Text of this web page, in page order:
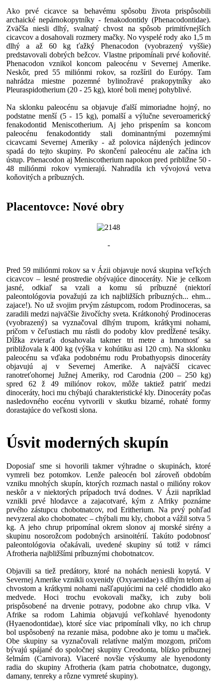
Ako prvé cicavce sa behavému spôsobu života prispôsobili
archaické nepárnokopytníky - fenakodontidy (Phenacodontidae).
Zväčša niesli dlhý, svalnatý chvost na spôsob primitívnejších
cicavcov a dosahovali rozmery mačky. No vyspelé rody ako 1,5 m
dlhý a až 60 kg ťažký Phenacodon (vyobrazený vyššie)
predstavovali dobrých bežcov. Vlastne pripomínali prvé koňovité.
Phenacodon vznikol koncom paleocénu v Severnej Amerike.
Neskôr, pred 55 miliónmi rokov, sa rozšíril do Európy. Tam
nahrádza miestne pozemné bylinožravé prakopytníky ako
Pleuraspidotherium (20 - 25 kg), ktoré boli menej pohyblivé.
Na sklonku paleocénu sa objavuje ďalší mimoriadne hojný, no
podstatne menší (5 - 15 kg), pomalší a výlučne severoamerický
fenakodontid Meniscotherium. Aj jeho prispením sa koncom
paleocénu fenakodontidy stali dominantnými pozemnými
cicavcami Severnej Ameriky - až polovica nájdených jedincov
spadá do tejto skupiny. Po skončení paleocénu ale začína ich
ústup. Phenacodon aj Meniscotherium napokon pred približne 50 -
48 miliónmi rokov vymierajú. Nahradila ich vývojová vetva
koňovitých a príbuzných.
Placentovce: Nové obry
-
Pred 59 miliónmi rokov sa v Ázii objavuje nová skupina veľkých
cicavcov – lesné prostredie obývajúce dinoceráty. Nie je celkom
jasné, odkiaľ sa vzali a komu sú príbuzné (niektorí
paleontológovia považujú za ich najbližších príbuzných... ehm...
zajace!). No už svojim prvým zástupcom, rodom Prodinoceras, sa
zaradili medzi najväčšie živočíchy sveta. Krátkonohý Prodinoceras
(vyobrazený) sa vyznačoval dlhým trupom, krátkymi nohami,
pričom v čeľustiach mu rástli do podoby klov predĺžené tesáky.
Dĺžka zvieraťa dosahovala takmer tri metre a hmotnosť sa
približovala k 400 kg (výška v kohútiku asi 120 cm). Na sklonku
paleocénu sa vďaka podobnému rodu Probathyopsis dinoceráty
objavujú aj v Severnej Amerike. A najväčší cicavec
ranotreťohornej Južnej Ameriky, rod Carodnia (200 – 250 kg)
spred 62 ž 49 miliónov rokov, môže taktiež patriť medzi
dinoceráty, hoci mu chýbajú charakteristické kly. Dinoceráty počas
nasledovného eocénu vytvorili v skutku bizarné, rohaté formy
dorastajúce do veľkosti slona.
Úsvit moderných skupín
Doposiaľ sme si hovorili takmer výhradne o skupinách, ktoré
vymreli bez potomkov. Lenže paleocén bol zároveň obdobím
vzniku mnohých skupín, ktorých rozmach nastal o milióny rokov
neskôr a v niektorých prípadoch trvá dodnes. V Ázii napríklad
vznikli prvé hlodavce a zajacotvaré, kým z Afriky poznáme
prvého zástupcu chobotnatcov, rod Eritherium. Na prvý pohľad
nevyzeral ako chobotnatec – chýbali mu kly, chobot a vážil sotva 5
kg. A jeho chrup pripomínal okrem slonov aj morské sirény a
skupinu nosorožcom podobných arsinoitérií. Takúto podobnosť
paleontológovia očakávali, uvedené skupiny sú totiž v rámci
Afrotheria najbližšími príbuznými chobotnatcov.
Objavili sa tiež predátory, ktoré na nohách neniesli kopytá. V
Severnej Amerike vznikli oxyenidy (Oxyaenidae) s dlhým telom aj
chvostom a krátkymi nohami našľapujúcimi na celé chodidlo ako
medvede. Hoci trochu evokovali mačky, ich zuby boli
prispôsobené na drvenie potravy, podobne ako chrup vlka. V
Afrike sa rodom Lahimia objavujú veľkohlavé hyenodonty
(Hyaenodontidae), ktoré síce viac pripomínali vlky, no ich chrup
bol uspôsobený na rezanie mäsa, podobne ako je tomu u mačiek.
Obe skupiny sa vyznačovali relatívne malým mozgom, pričom
bývajú spájané do spoločnej skupiny Creodonta, blízko príbuznej
šelmám (Carnivora). Viaceré novšie výskumy ale hyenodonty
radia do skupiny Afrotheria (kam patria chobotnatce, dugongy,
damany, tenreky a rôzne vymreté skupiny).